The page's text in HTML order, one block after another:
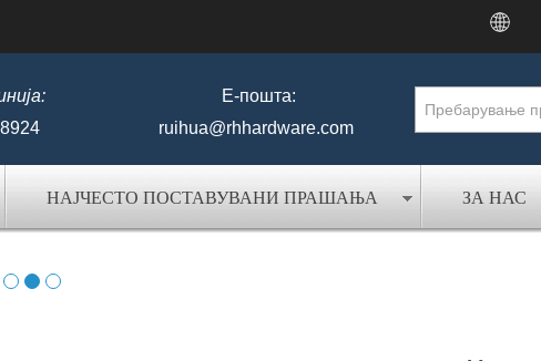
Е-пошта:
ruihua@rhhardware.com
НАЈЧЕСТО ПОСТАВУВАНИ ПРАШАЊА ЗА НАС